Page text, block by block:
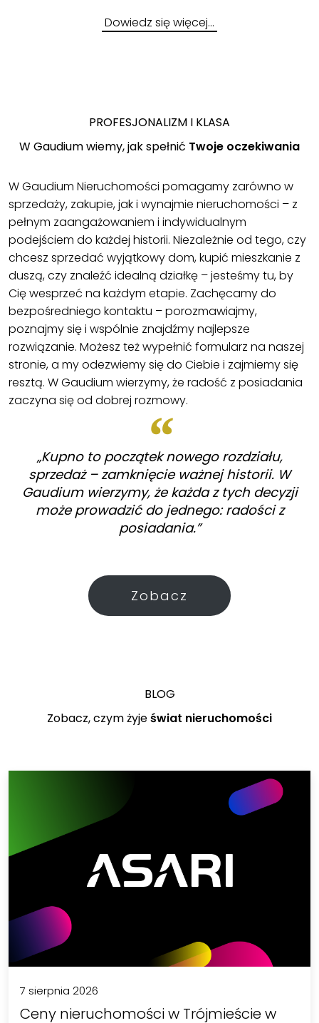
Dowiedz się więcej…
PROFESJONALIZM I KLASA
W Gaudium wiemy, jak spełnić Twoje oczekiwania
W Gaudium Nieruchomości pomagamy zarówno w
sprzedaży, zakupie, jak i wynajmie nieruchomości – z
pełnym zaangażowaniem i indywidualnym
podejściem do każdej historii. Niezależnie od tego, czy
chcesz sprzedać wyjątkowy dom, kupić mieszkanie z
duszą, czy znaleźć idealną działkę – jesteśmy tu, by
Cię wesprzeć na każdym etapie. Zachęcamy do
bezpośredniego kontaktu – porozmawiajmy,
poznajmy się i wspólnie znajdźmy najlepsze
rozwiązanie. Możesz też wypełnić formularz na naszej
stronie, a my odezwiemy się do Ciebie i zajmiemy się
resztą. W Gaudium wierzymy, że radość z posiadania
zaczyna się od dobrej rozmowy.
„Kupno to początek nowego rozdziału,
sprzedaż – zamknięcie ważnej historii. W
Gaudium wierzymy, że każda z tych decyzji
może prowadzić do jednego: radości z
posiadania.”
Zobacz
BLOG
Zobacz, czym żyjeświat nieruchomości
7 sierpnia 2026
Ceny nieruchomości w Trójmieście w